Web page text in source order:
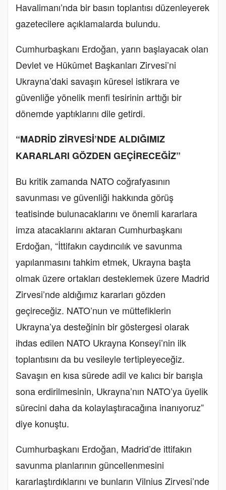
Havalimanı’nda bir basın toplantısı düzenleyerek
gazetecilere açıklamalarda bulundu.
Cumhurbaşkanı Erdoğan, yarın başlayacak olan
Devlet ve Hükûmet Başkanları Zirvesi’ni
Ukrayna’daki savaşın küresel istikrara ve
güvenliğe yönelik menfi tesirinin arttığı bir
dönemde yaptıklarını dile getirdi.
“MADRİD ZİRVESİ’NDE ALDIĞIMIZ
KARARLARI GÖZDEN GEÇİRECEĞİZ”
Bu kritik zamanda NATO coğrafyasının
savunması ve güvenliği hakkında görüş
teatisinde bulunacaklarını ve önemli kararlara
imza atacaklarını aktaran Cumhurbaşkanı
Erdoğan, “İttifakın caydırıcılık ve savunma
yapılanmasını tahkim etmek, Ukrayna başta
olmak üzere ortakları desteklemek üzere Madrid
Zirvesi’nde aldığımız kararları gözden
geçireceğiz. NATO’nun ve müttefiklerin
Ukrayna’ya desteğinin bir göstergesi olarak
ihdas edilen NATO Ukrayna Konseyi’nin ilk
toplantısını da bu vesileyle tertipleyeceğiz.
Savaşın en kısa sürede adil ve kalıcı bir barışla
sona erdirilmesinin, Ukrayna’nın NATO’ya üyelik
sürecini daha da kolaylaştıracağına inanıyoruz”
diye konuştu.
Cumhurbaşkanı Erdoğan, Madrid’de ittifakın
savunma planlarının güncellenmesini
kararlaştırdıklarını ve bunların Vilnius Zirvesi’nde